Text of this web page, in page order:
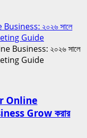
২০২৬ সালে
Guide
Online
Grow করার